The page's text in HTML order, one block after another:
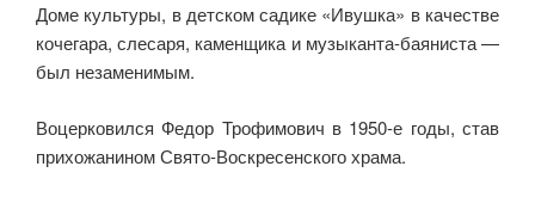
Доме культуры, в детском садике «Ивушка» в качестве
кочегара, слесаря, каменщика и музыканта-баяниста —
был незаменимым.
Воцерковился Федор Трофимович в 1950-е годы, став
прихожанином Свято-Воскресенского храма.